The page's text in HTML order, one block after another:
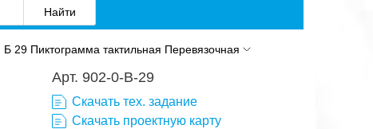
Б 29 Пиктограмма тактильная Перевязочная
Арт. 902-0-B-29
Скачать тех. задание
Скачать проектную карту